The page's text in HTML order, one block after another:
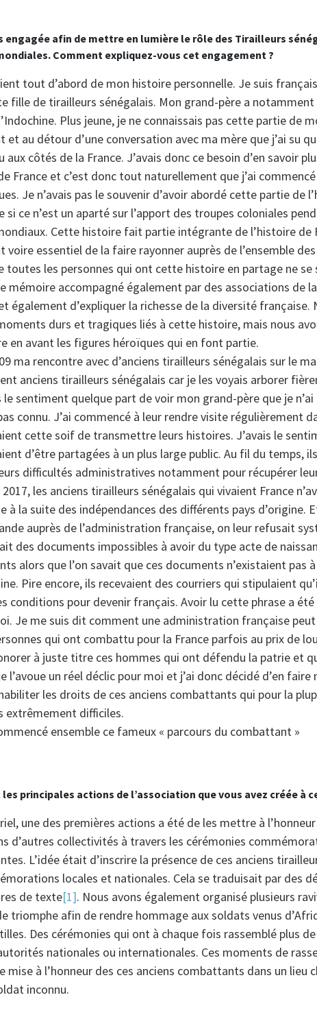
engagée afin de mettre en lumière le rôle des Tirailleurs
Comment expliquez-vous cet engagement ?
tout d’abord de mon histoire personnelle. Je suis
fille de tirailleurs sénégalais. Mon grand-père a
Plus jeune, je ne connaissais pas cette partie de
et au détour d’une conversation avec ma mère que j’ai su
côtés de la France. J’avais donc ce besoin d’en savoir
France et c’est donc tout naturellement que j’ai
Je n’avais pas le souvenir d’avoir abordé cette partie de
si ce n’est un aparté sur l’apport des troupes coloniales
Cette histoire fait partie intégrante de l’histoire de
essentiel de la faire rayonner auprès de l’ensemble
toutes les personnes qui ont cette histoire en partage ne se
mémoire accompagné également par des associations de
également d’expliquer la richesse de la diversité française.
durs et tragiques liés à cette histoire, mais nous
en avant les figures héroïques qui en font partie.
ma rencontre avec d’anciens tirailleurs sénégalais sur le
anciens tirailleurs sénégalais car je les voyais arborer
le sentiment quelque part de voir mon grand-père que je n’ai
connu. J’ai commencé à leur rendre visite régulièrement
cette soif de transmettre leurs histoires. J’avais le
d’être partagées à un plus large public. Au fil du temps,
difficultés administratives notamment pour récupérer
les anciens tirailleurs sénégalais qui vivaient France
à la suite des indépendances des différents pays d’origine.
auprès de l’administration française, on leur refusait
des documents impossibles à avoir du type acte de
alors que l’on savait que ces documents n’existaient pas à
Pire encore, ils recevaient des courriers qui stipulaient
conditions pour devenir français. Avoir lu cette phrase a
Je me suis dit comment une administration française
qui ont combattu pour la France parfois au prix de
à juste titre ces hommes qui ont défendu la patrie et
l’avoue un réel déclic pour moi et j’ai donc décidé d’en faire
les droits de ces anciens combattants qui pour la
extrêmement difficiles.
ensemble ce fameux « parcours du combattant »
principales actions de l’association que vous avez créée à
une des premières actions a été de les mettre à
d’autres collectivités à travers les cérémonies
L’idée était d’inscrire la présence de ces anciens
locales et nationales. Cela se traduisait par des
de texte[1]. Nous avons également organisé plusieurs
triomphe afin de rendre hommage aux soldats venus
Des cérémonies qui ont à chaque fois rassemblé plus
nationales ou internationales. Ces moments de
mise à l’honneur des ces anciens combattants dans un lieu
inconnu.